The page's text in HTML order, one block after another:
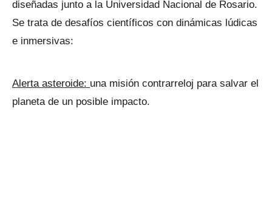
diseñadas junto a la Universidad Nacional de Rosario.
Se trata de desafíos científicos con dinámicas lúdicas
e inmersivas:
Alerta asteroide: una misión contrarreloj para salvar el
planeta de un posible impacto.